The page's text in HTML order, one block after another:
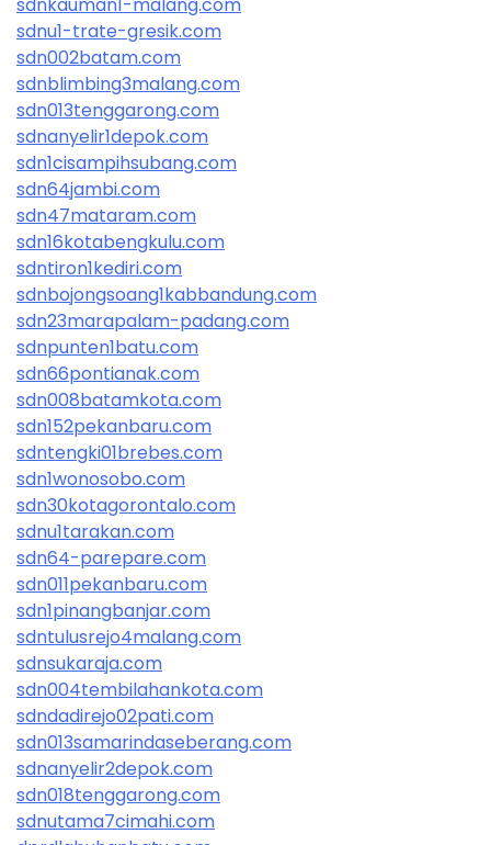
sdnu1-trate-gresik.com
sdn002batam.com
sdnblimbing3malang.com
sdn013tenggarong.com
sdnanyelir1depok.com
sdn1cisampihsubang.com
sdn64jambi.com
sdn47mataram.com
sdn16kotabengkulu.com
sdntiron1kediri.com
sdnbojongsoang1kabbandung.com
sdn23marapalam-padang.com
sdnpunten1batu.com
sdn66pontianak.com
sdn008batamkota.com
sdn152pekanbaru.com
sdntengki01brebes.com
sdn1wonosobo.com
sdn30kotagorontalo.com
sdnu1tarakan.com
sdn64-parepare.com
sdn011pekanbaru.com
sdn1pinangbanjar.com
sdntulusrejo4malang.com
sdnsukaraja.com
sdn004tembilahankota.com
sdndadirejo02pati.com
sdn013samarindaseberang.com
sdnanyelir2depok.com
sdn018tenggarong.com
sdnutama7cimahi.com